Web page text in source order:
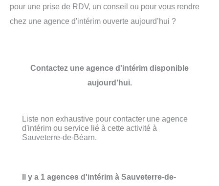
pour une prise de RDV, un conseil ou pour vous rendre
chez une agence d'intérim ouverte aujourd’hui ?
Contactez une agence d'intérim disponible
aujourd’hui.
Liste non exhaustive pour contacter une agence
d'intérim ou service lié à cette activité à
Sauveterre-de-Béarn.
Il y a 1 agences d'intérim à Sauveterre-de-